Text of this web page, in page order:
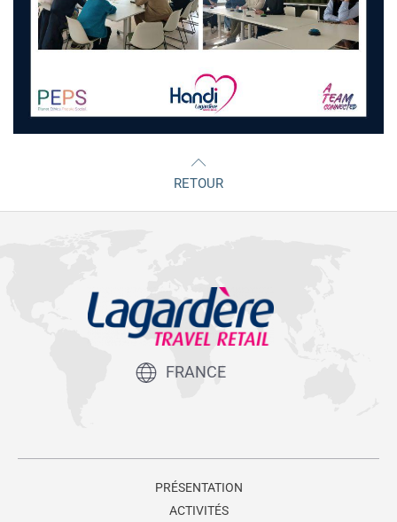
RETOUR
FRANCE
PRÉSENTATION
ACTIVITÉS